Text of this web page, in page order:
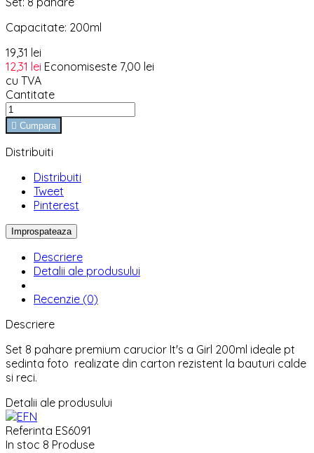
Capacitate: 200ml
19,31 lei
12,31 lei Economiseste 7,00 lei
cu TVA
Cantitate
 Cumpara
Distribuiti
Distribuiti
Tweet
Pinterest
Descriere
Detalii ale produsului
Recenzie (0)
Descriere
Set 8 pahare premium carucior It's a Girl 200ml ideale pt
sedinta foto realizate din carton rezistent la bauturi calde
si reci.
Detalii ale produsului
Referinta ES6091
In stoc 8 Produse